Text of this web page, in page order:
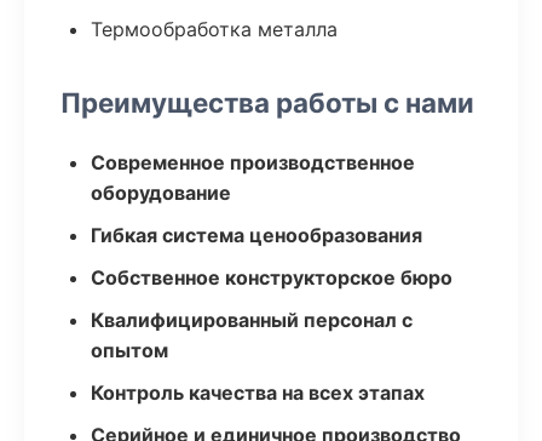
Термообработка металла
Преимущества работы с нами
Современное производственное
оборудование
Гибкая система ценообразования
Собственное конструкторское бюро
Квалифицированный персонал с
опытом
Контроль качества на всех этапах
Серийное и единичное производство